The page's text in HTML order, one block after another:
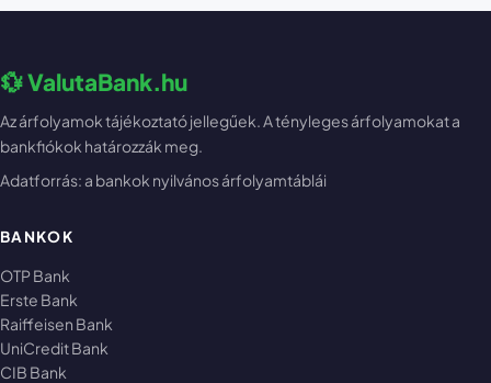
💱 ValutaBank.hu
Az árfolyamok tájékoztató jellegűek. A tényleges árfolyamokat a
bankfiókok határozzák meg.
Adatforrás: a bankok nyilvános árfolyamtáblái
BANKOK
OTP Bank
Erste Bank
Raiffeisen Bank
UniCredit Bank
CIB Bank